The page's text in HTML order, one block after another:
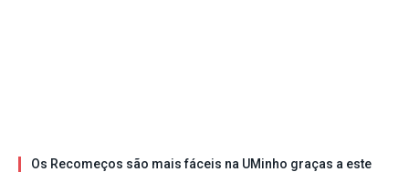
Os Recomeços são mais fáceis na UMinho graças a este